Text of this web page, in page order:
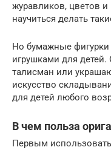
журавликов, цветов
научиться делать
Но бумажные фигурки
игрушками для детей.
талисман или
искусство
для детей любого
В чем польза
Первым